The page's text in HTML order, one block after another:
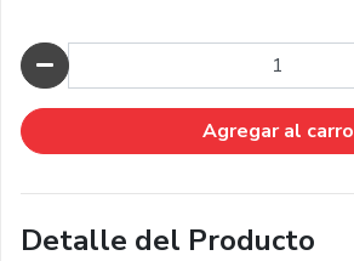
Cantidad
Agregar al carro
Detalle del Producto